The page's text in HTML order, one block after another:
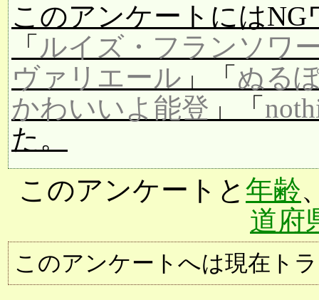
このアンケートにはNG
「 ルイズ・フランソワ
ヴァリエール 」「 ぬる
かわいいよ能登 」「
た。
このアンケートと 年齢
道府
このアンケートへは現在ト